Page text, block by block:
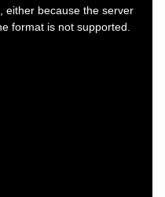
either because the server
format is not supported.